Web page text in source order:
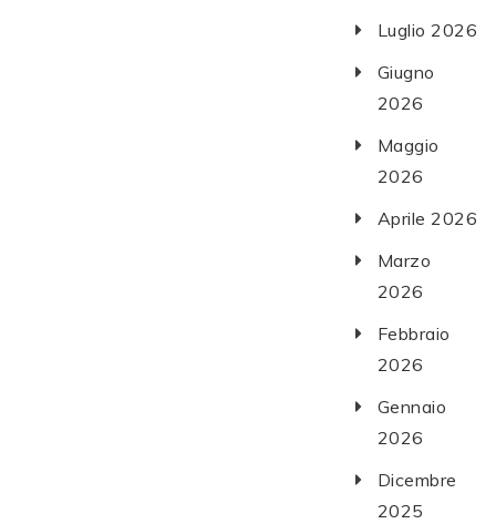
Luglio 2026
Giugno
2026
Maggio
2026
Aprile 2026
Marzo
2026
Febbraio
2026
Gennaio
2026
Dicembre
2025